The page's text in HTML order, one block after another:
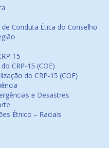
Conduta Ética do Conselho
15
CRP-15 (COE)
do CRP-15 (COF)
e Desastres
Étnico – Raciais